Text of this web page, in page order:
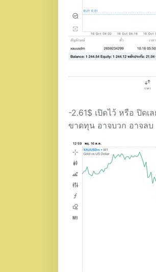
-2.61$ เปิดไว้ หรือ ปิดเ
ขาดทุน อาจบวก อาจลบ